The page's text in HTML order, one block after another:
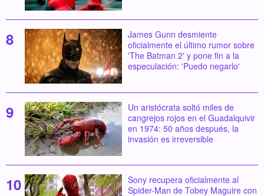
James Gunn desmiente
oficialmente el último rumor sobre
'The Batman 2' y pone fin a la
especulación: 'Puedo negarlo'
Un aristócrata soltó miles de
cangrejos rojos en el Guadalquivir
en 1974: 50 años después, la
invasión es irreversible
Sony recupera oficialmente al
Spider-Man de Tobey Maguire con